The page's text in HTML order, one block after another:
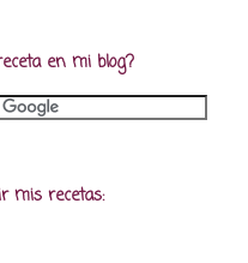
en mi blog?
mis recetas: